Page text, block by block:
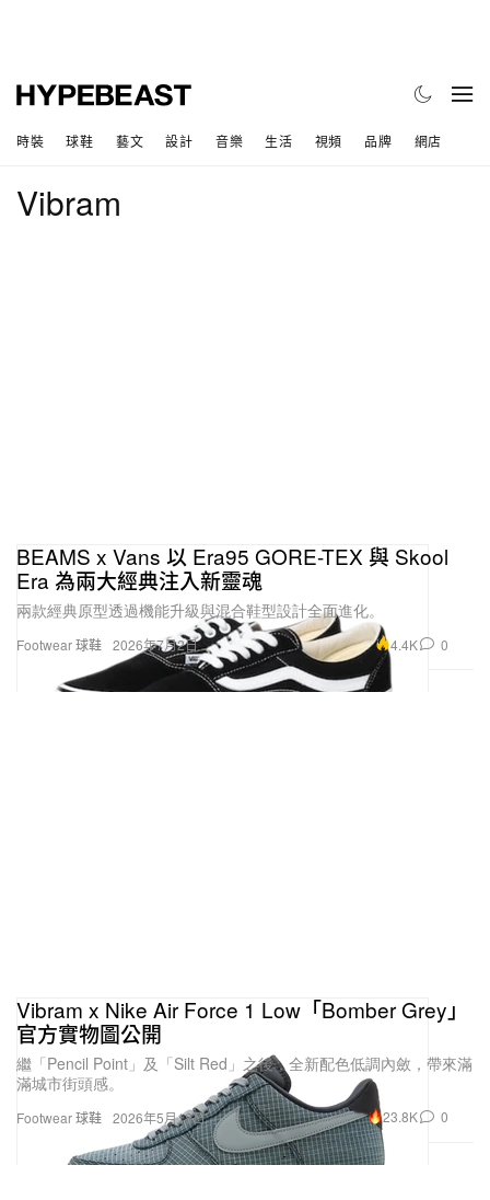
時裝 球鞋 藝文 設計 音樂 生活 視頻 品牌 網店
Vibram
Footwear 球鞋
BEAMS x Vans 以 Era95 GORE-TEX 與 Skool
Era 為兩大經典注入新靈魂
兩款經典原型透過機能升級與混合鞋型設計全面進化。
2026年7月2日 4.4K 0
Footwear 球鞋
Vibram x Nike Air Force 1 Low「Bomber Grey」
官方實物圖公開
繼「Pencil Point」及「Silt Red」之後，全新配色低調內斂，帶來滿
滿城市街頭感。
2026年5月18日 23.8K 0